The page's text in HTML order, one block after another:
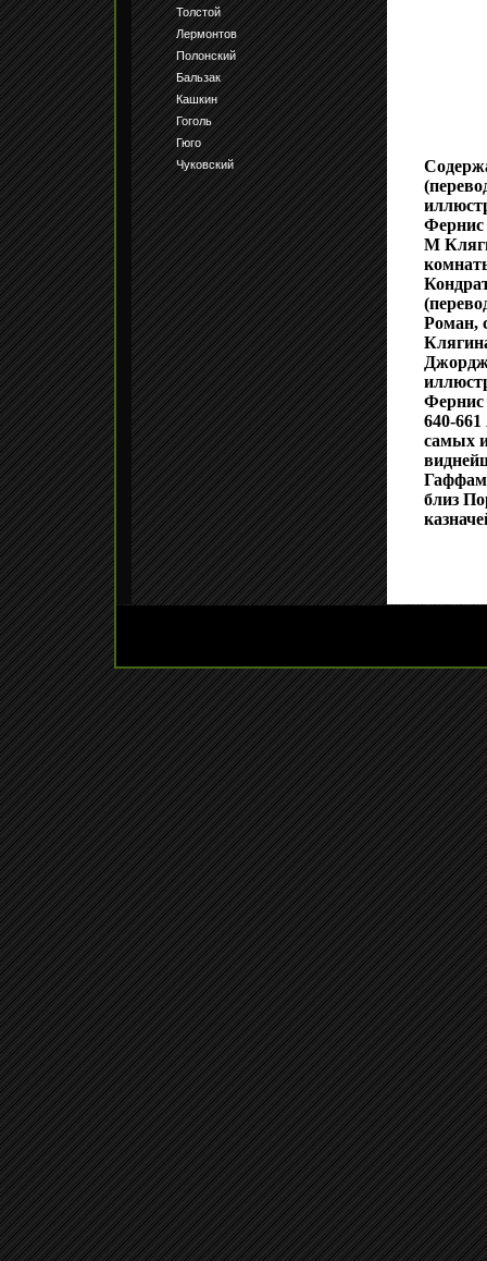
Толстой
Лермонтов
Полонский
Бальзак
Кашкин
Гоголь
Гюго
Чуковский
Фернис
М
Роман,
Фернис
640-
самых
Гаффам
близ